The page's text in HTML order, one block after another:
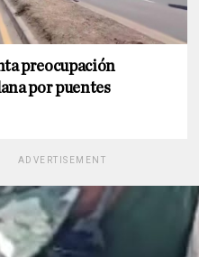
preocupación
por puentes
ADVERTISEMENT